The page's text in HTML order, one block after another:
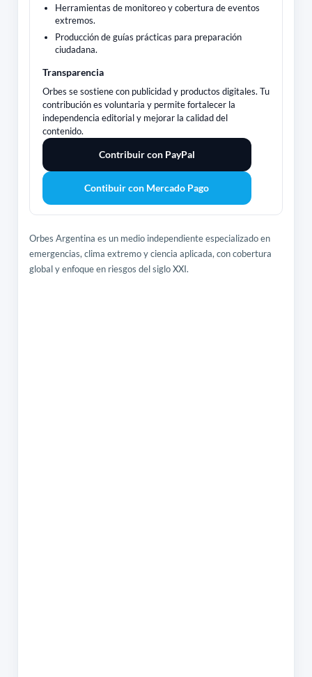
Herramientas de monitoreo y cobertura de eventos
extremos.
Producción de guías prácticas para preparación
ciudadana.
Transparencia
Orbes se sostiene con publicidad y productos digitales. Tu
contribución es voluntaria y permite fortalecer la
independencia editorial y mejorar la calidad del
contenido.
Contribuir con PayPal
Contibuir con Mercado Pago
Orbes Argentina es un medio independiente especializado en
emergencias, clima extremo y ciencia aplicada, con cobertura
global y enfoque en riesgos del siglo XXI.